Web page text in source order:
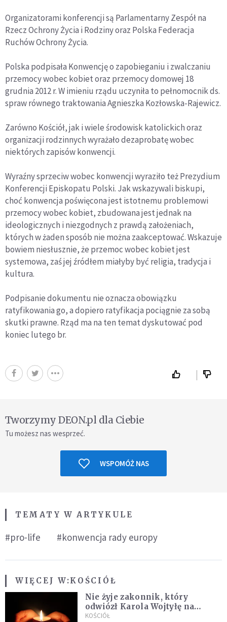
Organizatorami konferencji są Parlamentarny Zespół na
Rzecz Ochrony Życia i Rodziny oraz Polska Federacja
Ruchów Ochrony Życia.
Polska podpisała Konwencję o zapobieganiu i zwalczaniu
przemocy wobec kobiet oraz przemocy domowej 18
grudnia 2012 r. W imieniu rządu uczyniła to pełnomocnik ds.
spraw równego traktowania Agnieszka Kozłowska-Rajewicz.
Zarówno Kościół, jak i wiele środowisk katolickich oraz
organizacji rodzinnych wyrażało dezaprobatę wobec
niektórych zapisów konwencji.
Wyraźny sprzeciw wobec konwencji wyraziło też Prezydium
Konferencji Episkopatu Polski. Jak wskazywali biskupi,
choć konwencja poświęcona jest istotnemu problemowi
przemocy wobec kobiet, zbudowana jest jednak na
ideologicznych i niezgodnych z prawdą założeniach,
których w żaden sposób nie można zaakceptować. Wskazuje
bowiem niesłusznie, że przemoc wobec kobiet jest
systemowa, zaś jej źródłem miałyby być religia, tradycja i
kultura.
Podpisanie dokumentu nie oznacza obowiązku
ratyfikowania go, a dopiero ratyfikacja pociągnie za sobą
skutki prawne. Rząd ma na ten temat dyskutować pod
koniec lutego br.
Tworzymy DEON.pl dla Ciebie
Tu możesz nas wesprzeć.
WSPOMÓŻ NAS
TEMATY W ARTYKULE
#pro-life #konwencja rady europy
WIĘCEJ W:KOŚCIÓŁ
Nie żyje zakonnik, który
odwiózł Karola Wojtyłę na
konklawe. Jan Paweł II nazywał
KOŚCIÓŁ